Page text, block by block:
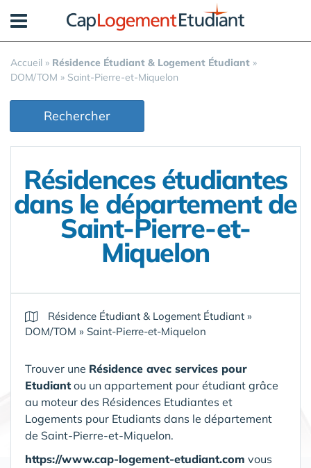
Accueil » Résidence Étudiant & Logement Étudiant »
DOM/TOM » Saint-Pierre-et-Miquelon
Rechercher
Résidences étudiantes
dans le département de
Saint-Pierre-et-
Miquelon
Résidence Étudiant & Logement Étudiant »
DOM/TOM » Saint-Pierre-et-Miquelon
Trouver une Résidence avec services pour
Etudiant ou un appartement pour étudiant grâce
au moteur des Résidences Etudiantes et
Logements pour Etudiants dans le département
de Saint-Pierre-et-Miquelon.
https://www.cap-logement-etudiant.com vous